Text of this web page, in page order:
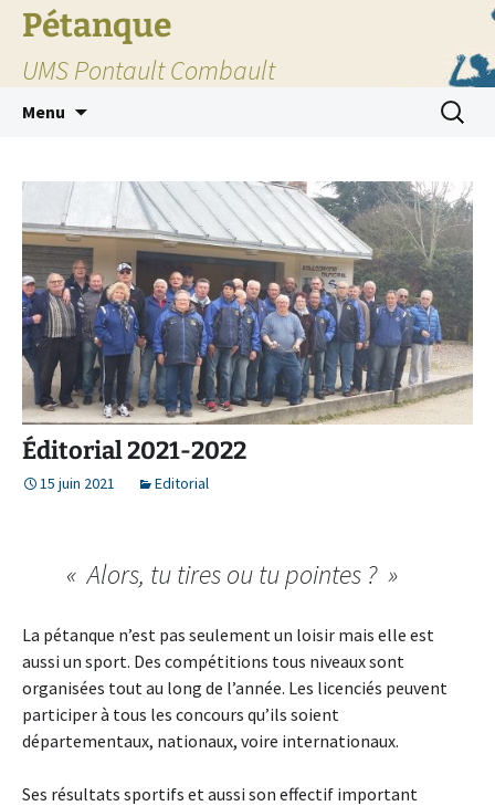
Pétanque
UMS Pontault Combault
Menu
Éditorial 2021-2022
15 juin 2021 Editorial
« Alors, tu tires ou tu pointes ? »
La pétanque n’est pas seulement un loisir mais elle est
aussi un sport. Des compétitions tous niveaux sont
organisées tout au long de l’année. Les licenciés peuvent
participer à tous les concours qu’ils soient
départementaux, nationaux, voire internationaux.
Ses résultats sportifs et aussi son effectif important